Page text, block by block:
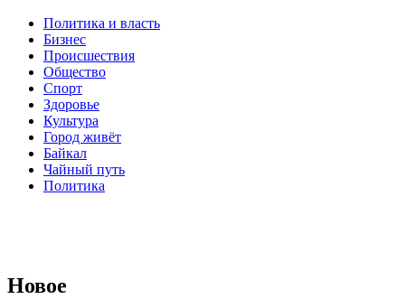
Политика и власть
Бизнес
Происшествия
Общество
Cпорт
Здоровье
Культура
Город живёт
Байкал
Чайный путь
Политика
Новое